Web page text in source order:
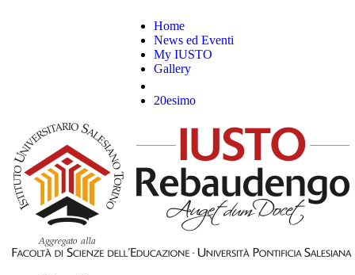
Home
News ed Eventi
My IUSTO
Gallery
20esimo